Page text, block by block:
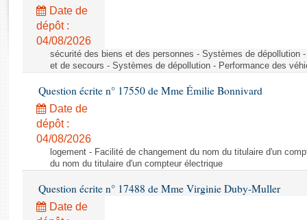
Rapports législatifs
Rapports sur l'application des lois
Baromètre de l’application des lois
Dossiers législatifs
Budget et sécurité sociale
Questions écrites et orales
Comptes rendus des débats
Date de
dépôt :
04/08/2026
sécurité des biens et des personnes - Systèmes de dépollution
et de secours - Systèmes de dépollution - Performance des
Question écrite n° 17550 de Mme Émilie Bonnivard
Date de
dépôt :
04/08/2026
logement - Facilité de changement du nom du titulaire d'un
du nom du titulaire d'un compteur électrique
Question écrite n° 17488 de Mme Virginie Duby-Muller
Date de